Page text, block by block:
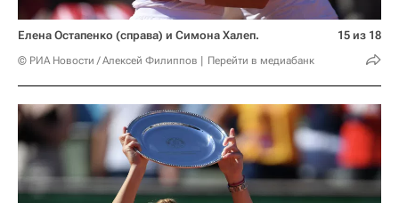
Елена Остапенко (справа) и Симона Халеп.
© РИА Новости / Алексей Филиппов Перейти в медиабанк
15 из 18